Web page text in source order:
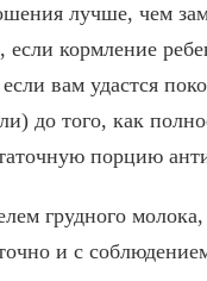
лучше, чем
кормление
вам удастся
до того, как
порцию
грудного
и с